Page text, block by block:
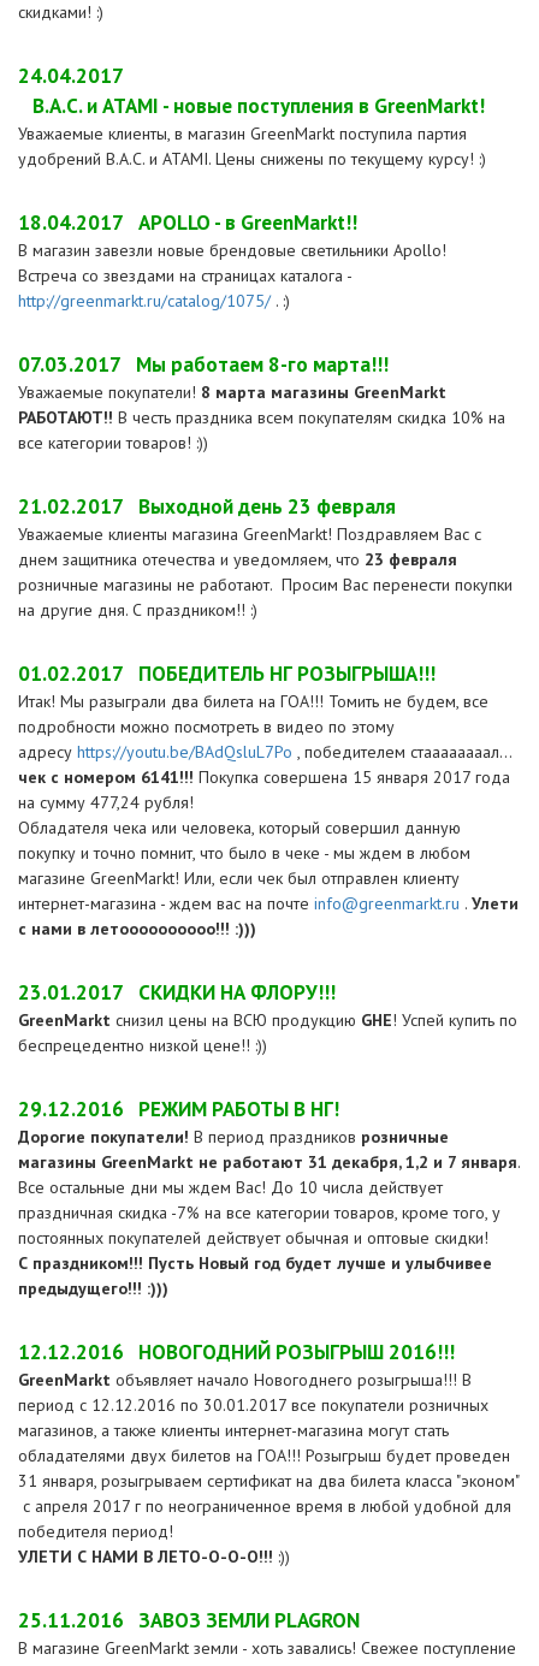
скидками! :)
24.04.2017
B.A.C. и ATAMI - новые поступления в GreenMarkt!
Уважаемые клиенты, в магазин GreenMarkt поступила партия
удобрений B.A.C. и ATAMI. Цены снижены по текущему курсу! :)
18.04.2017 APOLLO - в GreenMarkt!!
В магазин завезли новые брендовые светильники Apollo!
Встреча со звездами на страницах каталога -
http://greenmarkt.ru/catalog/1075/. :)
07.03.2017 Мы работаем 8-го марта!!!
Уважаемые покупатели! 8 марта магазины GreenMarkt
РАБОТАЮТ!! В честь праздника всем покупателям скидка 10% на
все категории товаров! :))
21.02.2017 Выходной день 23 февраля
Уважаемые клиенты магазина GreenMarkt! Поздравляем Вас с
днем защитника отечества и уведомляем, что 23 февраля
розничные магазины не работают. Просим Вас перенести покупки
на другие дня. С праздником!! :)
01.02.2017 ПОБЕДИТЕЛЬ НГ РОЗЫГРЫША!!!
Итак! Мы разыграли два билета на ГОА!!! Томить не будем, все
подробности можно посмотреть в видео по этому
адресу https://youtu.be/BAdQsluL7Po , победителем стаааааааал...
чек с номером 6141!!! Покупка совершена 15 января 2017 года
на сумму 477,24 рубля!
Обладателя чека или человека, который совершил данную
покупку и точно помнит, что было в чеке - мы ждем в любом
магазине GreenMarkt! Или, если чек был отправлен клиенту
интернет-магазина - ждем вас на почте info@greenmarkt.ru . Улети
с нами в летоооооооооо!!! :)))
23.01.2017 СКИДКИ НА ФЛОРУ!!!
GreenMarkt снизил цены на ВСЮ продукцию GHE! Успей купить по
беспрецедентно низкой цене!! :))
29.12.2016 РЕЖИМ РАБОТЫ В НГ!
Дорогие покупатели! В период праздников розничные
магазины GreenMarkt не работают 31 декабря, 1,2 и 7 января.
Все остальные дни мы ждем Вас! До 10 числа действует
праздничная скидка -7% на все категории товаров, кроме того, у
постоянных покупателей действует обычная и оптовые скидки!
С праздником!!! Пусть Новый год будет лучше и улыбчивее
предыдущего!!! :)))
12.12.2016 НОВОГОДНИЙ РОЗЫГРЫШ 2016!!!
GreenMarkt объявляет начало Новогоднего розыгрыша!!! В
период с 12.12.2016 по 30.01.2017 все покупатели розничных
магазинов, а также клиенты интернет-магазина могут стать
обладателями двух билетов на ГОА!!! Розыгрыш будет проведен
31 января, розыгрываем сертификат на два билета класса "эконом"
с апреля 2017 г по неограниченное время в любой удобной для
победителя период!
УЛЕТИ С НАМИ В ЛЕТО-О-О-О!!! :))
25.11.2016 ЗАВОЗ ЗЕМЛИ PLAGRON
В магазине GreenMarkt земли - хоть завались! Свежее поступление